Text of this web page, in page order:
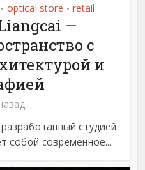
• optical store • retail
—
с
и
студией
собой современное...